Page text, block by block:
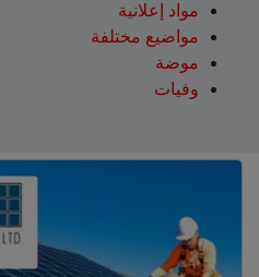
مواد إعلانية
مواضيع مختلفة
موضة
وفيات